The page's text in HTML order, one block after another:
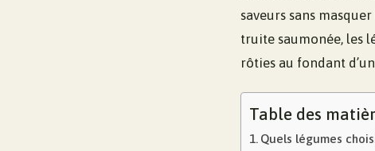
saveurs sans
truite saumonée, les
rôties au fondant
Table des
Quels légumes